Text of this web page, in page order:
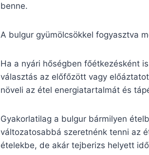
benne.
A bulgur gyümölcsökkel fogyasztva
Ha a nyári hőségben főétkezésként
választás az előfőzött vagy
növeli az étel energiatartalmát és
Gyakorlatilag a bulgur bármilyen
változatosabbá szeretnénk tenni az
ételekbe, de akár tejberizs helyett